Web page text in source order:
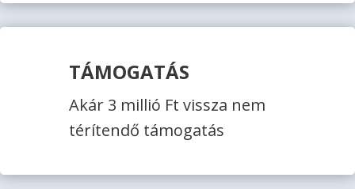
TÁMOGATÁS
Akár 3 millió Ft vissza nem
térítendő támogatás